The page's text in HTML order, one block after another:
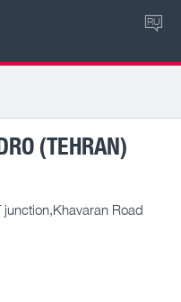
RU
(TEHRAN)
junction,Khavaran Road